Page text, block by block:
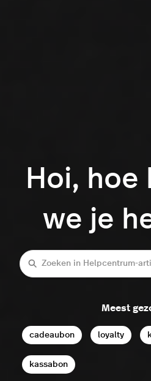
Hoi, hoe
we je
Zoeken
Meest
cadeaubon loyalty
kassabon